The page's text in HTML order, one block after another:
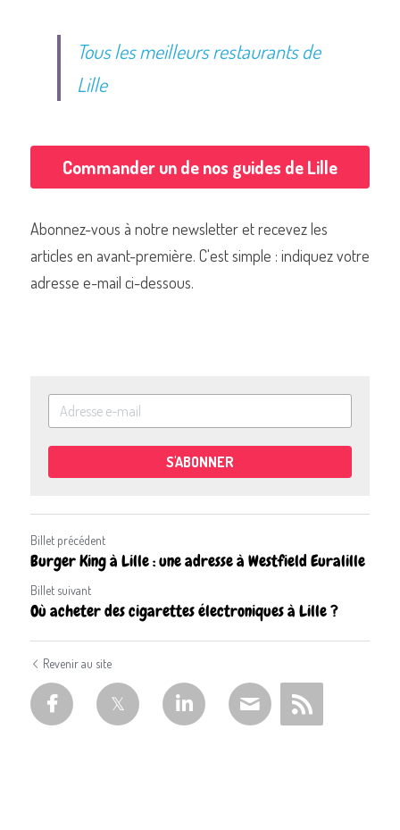
Tous les meilleurs restaurants de
Lille
Commander un de nos guides de Lille
Abonnez-vous à notre newsletter et recevez les
articles en avant-première. C'est simple : indiquez votre
adresse e-mail ci-dessous.
S'ABONNER
Billet précédent
Burger King à Lille : une adresse à Westfield Euralille
Billet suivant
Où acheter des cigarettes électroniques à Lille ?
Revenir au site